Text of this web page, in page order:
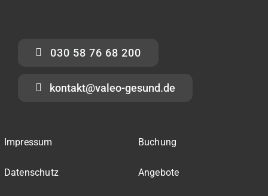
030 58 76 68 200
kontakt@valeo-gesund.de
Impressum
Datenschutz
Buchung
Angebote